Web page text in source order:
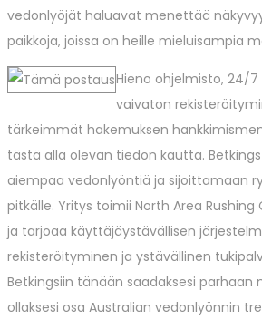
vedonlyöjät haluavat menettää
paikkoja, joissa on heille mieluisampia
Hieno ohjelmisto, 24/7
vaivaton
tärkeimmät hakemuksen
tästä alla olevan tiedon kautta.
aiempaa vedonlyöntiä ja sijoittamaan
pitkälle. Yritys toimii North Area
ja tarjoaa käyttäjäystävällisen
rekisteröityminen ja ystävällinen
Betkingsiin tänään saadaksesi parhaan
ollaksesi osa Australian vedonlyönnin